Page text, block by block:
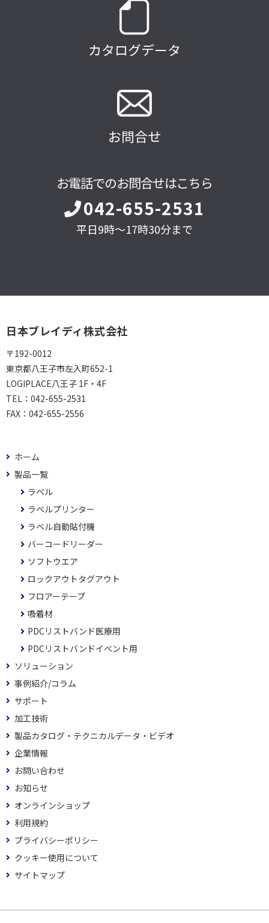
カタログデータ
お問合せ
お電話でのお問合せはこちら
042-655-2531
平日9時～17時30分まで
日本ブレイディ株式会社
〒192-0012
東京都八王子市左入町652-1
LOGIPLACE八王子 1F・4F
TEL： 042-655-2531
FAX： 042-655-2556
ホーム
製品一覧
ラベル
ラベルプリンター
ラベル自動貼付機
バーコードリーダー
ソフトウエア
ロックアウトタグアウト
フロアーテープ
吸着材
PDCリストバンド医療用
PDCリストバンドイベント用
ソリューション
事例紹介/コラム
サポート
加工技術
製品カタログ・テクニカルデータ・ビデオ
企業情報
お問い合わせ
お知らせ
オンラインショップ
利用規約
プライバシーポリシー
クッキー使用について
サイトマップ